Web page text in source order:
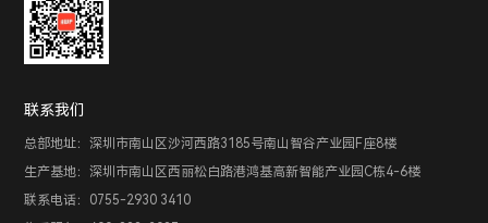
联系我们
总部地址：深圳市南山区沙河西路3185号南山智谷产业园F座8楼
生产基地：深圳市南山区西丽松白路港鸿基高新智能产业园C栋4-6楼
联系电话：0755-2930 3410